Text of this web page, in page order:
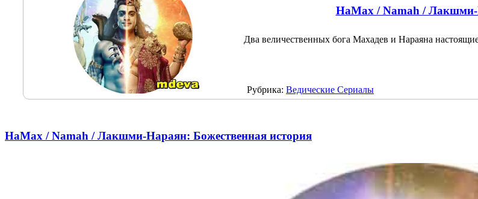
НаМах / Namah / Лакшми-
Два величественных бога Махадев и Нараяна
Рубрика: Ведические Сериалы
НаМах / Namah / Лакшми-Нараян: Божественная история